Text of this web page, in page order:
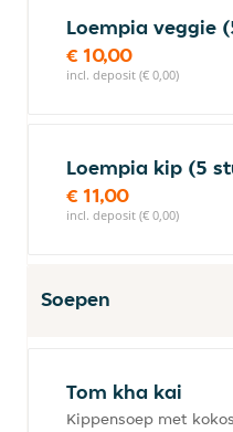
Loempia veggie
€ 10,00
incl. deposit (€ 0,00)
Loempia kip (5
€ 11,00
incl. deposit (€ 0,00)
Soepen
Tom kha kai
Kippensoep met